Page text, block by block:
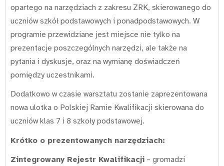
opartego na narzędziach z zakresu ZRK, skierowanego do
uczniów szkół podstawowych i ponadpodstawowych. W
programie przewidziane jest miejsce nie tylko na
prezentacje poszczególnych narzędzi, ale także na
pytania i dyskusje, oraz na wymianę doświadczeń
pomiędzy uczestnikami.
Dodatkowo w czasie warsztatu zostanie zaprezentowana
nowa ulotka o Polskiej Ramie Kwalifikacji skierowana do
uczniów klas 7 i 8 szkoły podstawowej.
Krótko o prezentowanych narzędziach:
Zintegrowany Rejestr Kwalifikacji – gromadzi